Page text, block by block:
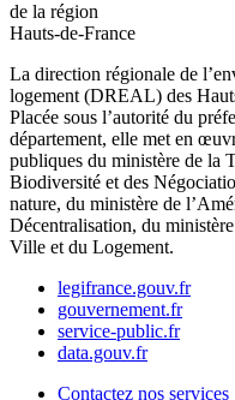
de la région
Hauts-de-France
La direction régionale de
logement (DREAL) des
Placée sous l’autorité du
département, elle met en
publiques du ministère de la
Biodiversité et des
nature, du ministère de
Décentralisation, du
Ville et du Logement.
legifrance.gouv.fr
gouvernement.fr
service-public.fr
data.gouv.fr
Contactez nos services